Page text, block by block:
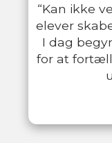
“Kan ikke
elever
I dag
for at